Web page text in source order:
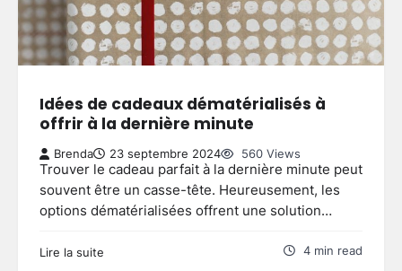
Idées de cadeaux dématérialisés à
offrir à la dernière minute
Brenda 23 septembre 2024 560 Views
Trouver le cadeau parfait à la dernière minute peut
souvent être un casse-tête. Heureusement, les
options dématérialisées offrent une solution…
Lire la suite 4 min read
3
Clôture jardin moderne : comment
choisir le style adapté à votre
extérieur
Brenda 27 mai 2026
Aménager un balcon fleuri :
astuces pour réussir votre espace
extérieur
Brenda 5 mai 2026
économique : astuces pour allier
budget serré et qualité durable